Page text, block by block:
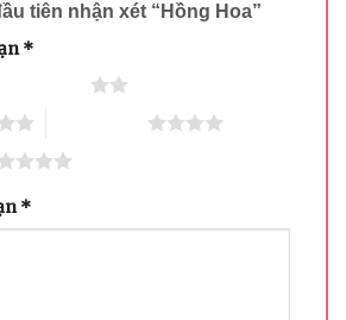
tiên nhận xét “Hồng Hoa”
*
*